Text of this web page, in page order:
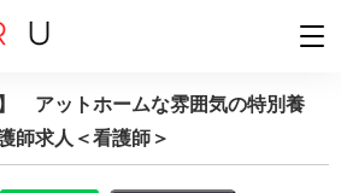
】 アットホームな雰囲気の特別養
師求人＜看護師＞